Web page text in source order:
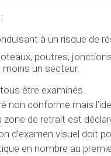
à un risque de
poutres,
un secteur.
être examinés.
non conforme mais
de retrait est
d’examen visuel doit
en nombre au